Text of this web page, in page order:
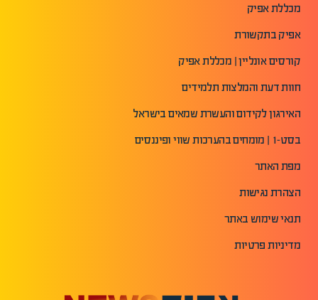
מכללת אפיק
אפיק בתקשורת
קורסים אונליין | מכללת אפיק
חוות דעת והמלצות תלמידים
האירגון לקידום והעשרת שמאים בישראל
בסט-1 | מומחים בהערכות שווי ופיננסים
מפת האתר
הצהרת נגישות
תנאי שימוש באתר
מדיניות פרטיות